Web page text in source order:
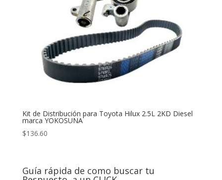
Kit de Distribución para Toyota Hilux 2.5L 2KD Diesel
marca YOKOSUNA
$136.60
Guía rápida de como buscar tu